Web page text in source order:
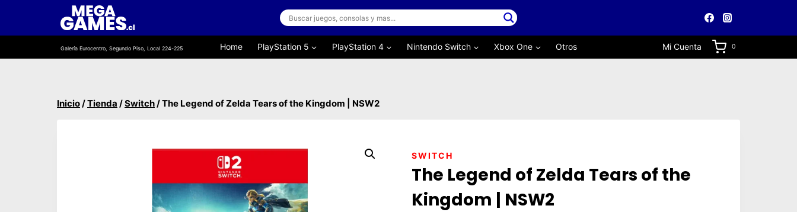
contenido
Galería Eurocentro, Segundo Piso, Local 224-225 Home PlayStation 5 PlayStation 4 Nintendo Switch Xbox One Otros Mi Cuenta 0
Inicio/Tienda /Switch/The Legend of Zelda Tears of the Kingdom | NSW2
SWITCH
The Legend of Zelda Tears of the
Kingdom | NSW2